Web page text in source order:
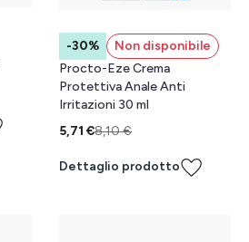
-30%
Non disponibile
Procto-Eze Crema
Protettiva Anale Anti
Irritazioni 30 ml
5,71 €8,10 €
Dettaglio prodotto